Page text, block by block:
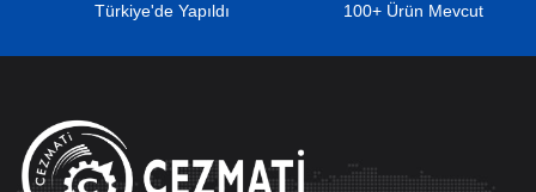
Türkiye'de Yapıldı 100+ Ürün Mevcut